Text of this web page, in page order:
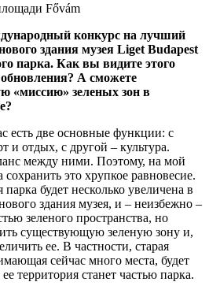
Fővám
конкурс на лучший
здания музея Liget Budapest
парка. Как вы видите этого
А сможете
«миссию» зеленых зон в
есть две основные функции: с
и отдых, с другой – культура.
между ними. Поэтому, на мой
это хрупкое равновесие.
будет несколько увеличена в
здания музея, и – неизбежно –
зеленого пространства, но
существующую зеленую зону и,
ее. В частности, старая
сейчас много места, будет
территория станет частью парка.